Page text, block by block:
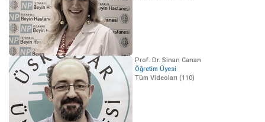
Prof. Dr. Sinan Canan
Öğretim Üyesi
Tüm Videoları (110)